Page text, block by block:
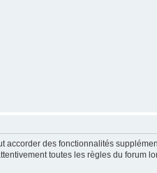
accorder des fonctionnalités
toutes les règles du forum